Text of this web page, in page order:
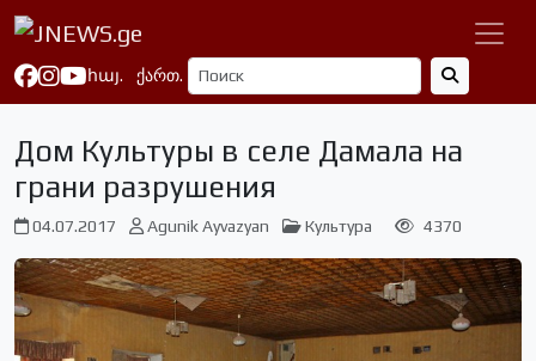
հայ. ქართ.
Дом Культуры в селе Дамала на
грани разрушения
04.07.2017 Agunik Ayvazyan Культура 4370